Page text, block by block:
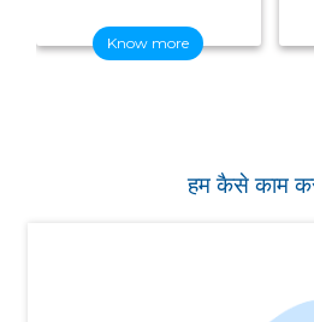
Know more
हम कैसे काम